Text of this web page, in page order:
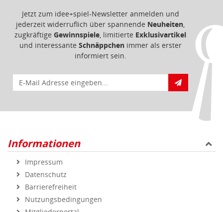
Jetzt zum idee+spiel-Newsletter anmelden und
jederzeit widerruflich über spannende Neuheiten,
zugkräftige Gewinnspiele, limitierte Exklusivartikel
und interessante Schnäppchenimmer als erster
informiert sein.
E-Mail für Newsletteranmeldung
Informationen
Impressum
Datenschutz
Barrierefreiheit
Nutzungsbedingungen